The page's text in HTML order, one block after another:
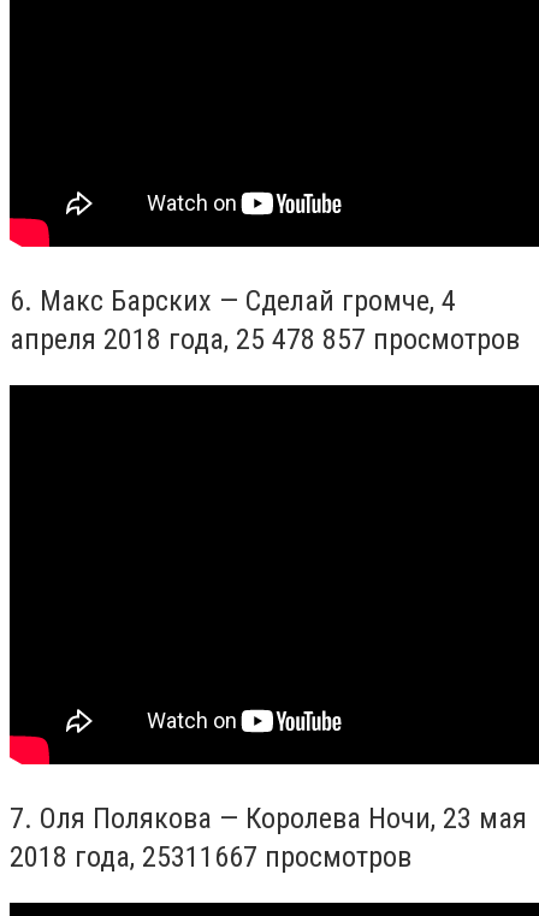
6. Макс Барских — Сделай громче, 4
апреля 2018 года, 25 478 857 просмотров
7. Оля Полякова — Королева Ночи, 23 мая
2018 года, 25311 667 просмотров